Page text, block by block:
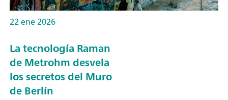
22 ene 2026
La tecnología Raman
de Metrohm desvela
los secretos del Muro
de Berlín